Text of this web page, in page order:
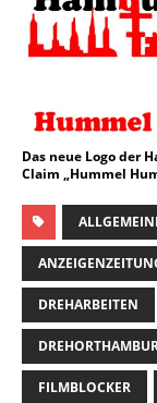
Das neue Logo der
Claim „Hummel
DREHARBEITEN
FILMBLOCKER